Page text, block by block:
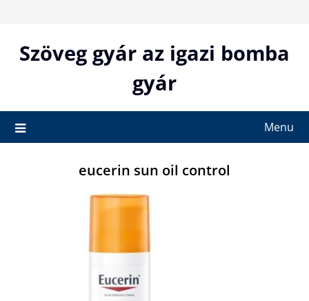
contentSzöveg gyár az igazi bomba
gyár
Menu
eucerin sun oil control